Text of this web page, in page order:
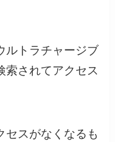
ルトラチャージブ
索されてアクセス
セスがなくなるも